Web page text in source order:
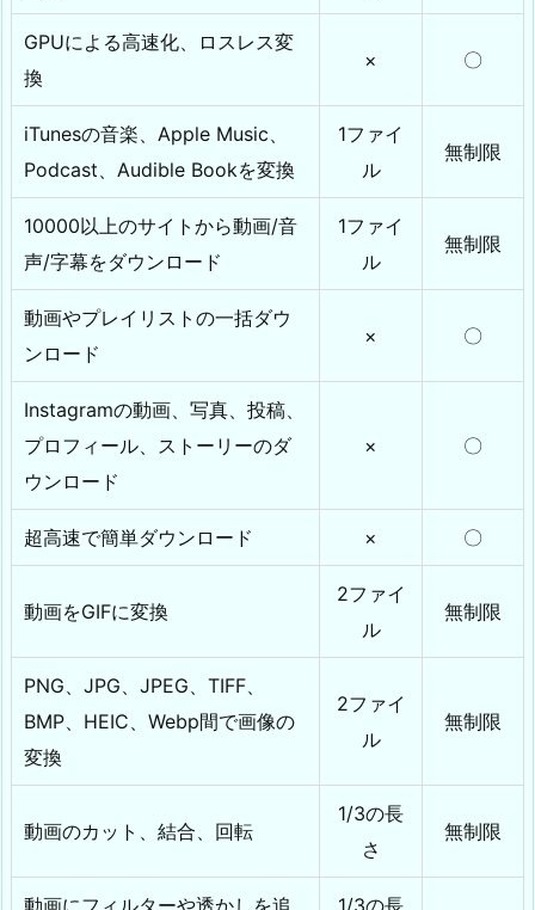
GPUによる高速化、ロスレス変
換
× 〇
iTunesの音楽、Apple Music、
Podcast、Audible Bookを変換
1ファイ
ル
無制限
10000以上のサイトから動画/音
声/字幕をダウンロード
1ファイ
ル
無制限
動画やプレイリストの一括ダウ
ンロード
× 〇
Instagramの動画、写真、投稿、
プロフィール、ストーリーのダ
ウンロード
× 〇
超高速で簡単ダウンロード × 〇
動画をGIFに変換
2ファイ
ル
無制限
PNG、JPG、JPEG、TIFF、
BMP、HEIC、Webp間で画像の
変換
2ファイ
ル
無制限
動画のカット、結合、回転
1/3の長
さ
無制限